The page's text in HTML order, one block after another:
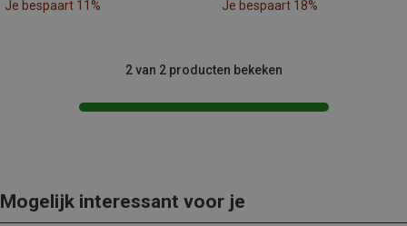
Je bespaart 11% Je bespaart 18%
2 van 2 producten bekeken
Mogelijk interessant voor je